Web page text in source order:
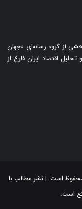
از گروه رسانه‌ای «جهان
اقتصاد ایران فارغ از
است. | نشر مطالب با
است.